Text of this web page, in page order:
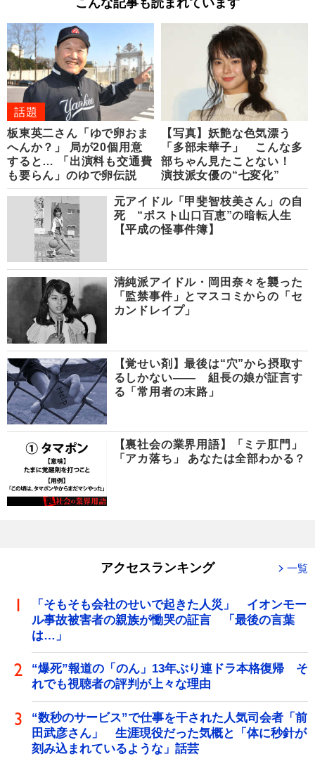
話題
板東英二さん「ゆで卵おま
へんか？」 局が20個用意
すると… 「出演料も交通費
も要らん」のゆで卵伝説
【写真】妖艶な色気漂う
「多部未華子」 こんな多
部ちゃん見たことない！
演技派女優の“七変化”
元アイドル「甲斐智枝美さん」の自
死 “ポスト山口百恵”の暗転人生
【平成の怪事件簿】
清純派アイドル・岡田奈々を襲った
「監禁事件」とマスコミからの「セ
カンドレイプ」
【覚せい剤】最後は“穴”から摂取す
るしかない―― 組長の娘が証言す
る「常用者の末路」
【裏社会の業界用語】「ミテ肛門」
「アカ落ち」 あなたは全部わかる？
アクセスランキング 一覧
「そもそも会社のせいで起きた人災」 イオンモー
ル事故被害者の親族が慟哭の証言 「最後の言葉
は…」
“爆死”報道の「のん」13年ぶり連ドラ本格復帰 そ
れでも視聴者の評判が上々な理由
“数秒のサービス”で仕事を干された人気司会者「前
田武彦さん」 生涯現役だった気概と「体に秒針が
刻み込まれているような」話芸